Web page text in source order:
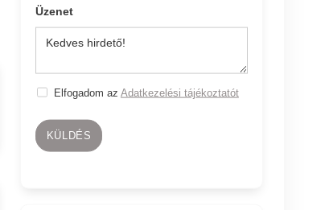
Üzenet
Elfogadom az Adatkezelési tájékoztatót
KÜLDÉS